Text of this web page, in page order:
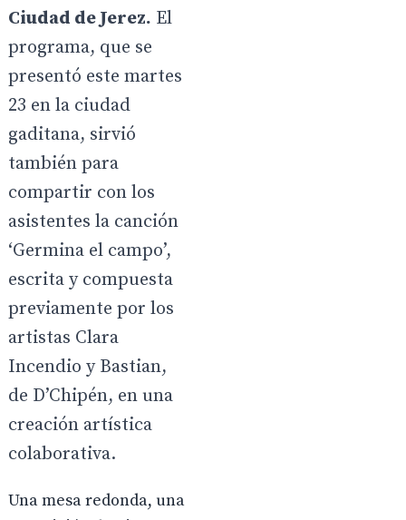
Ciudad de Jerez. El
programa, que se
presentó este martes
23 en la ciudad
gaditana, sirvió
también para
compartir con los
asistentes la canción
‘Germina el campo’,
escrita y compuesta
previamente por los
artistas Clara
Incendio y Bastian,
de D’Chipén, en una
creación artística
colaborativa.
Una mesa redonda, una